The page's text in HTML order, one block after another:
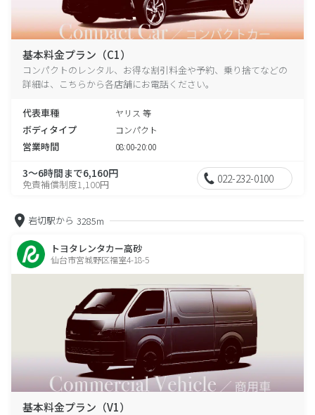
基本料金プラン（C1）
コンパクトのレンタル、お得な割引料金や予約、乗り捨てなどの
詳細は、こちらから各店舗にお電話ください。
代表車種 ヤリス 等
ボディタイプ コンパクト
営業時間 08:00-20:00
3～6時間まで6,160円
免責補償制度1,100円 022-232-0100
岩切駅から 3285m
トヨタレンタカー高砂
仙台市宮城野区福室4-18-5
基本料金プラン（V1）